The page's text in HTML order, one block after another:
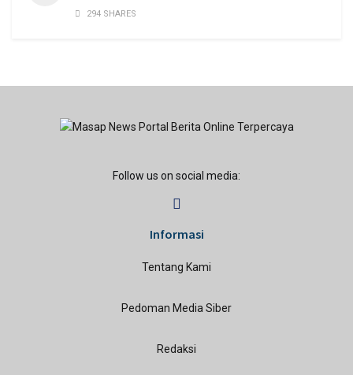
294 SHARES
Follow us on social media:
Informasi
Tentang Kami
Pedoman Media Siber
Redaksi